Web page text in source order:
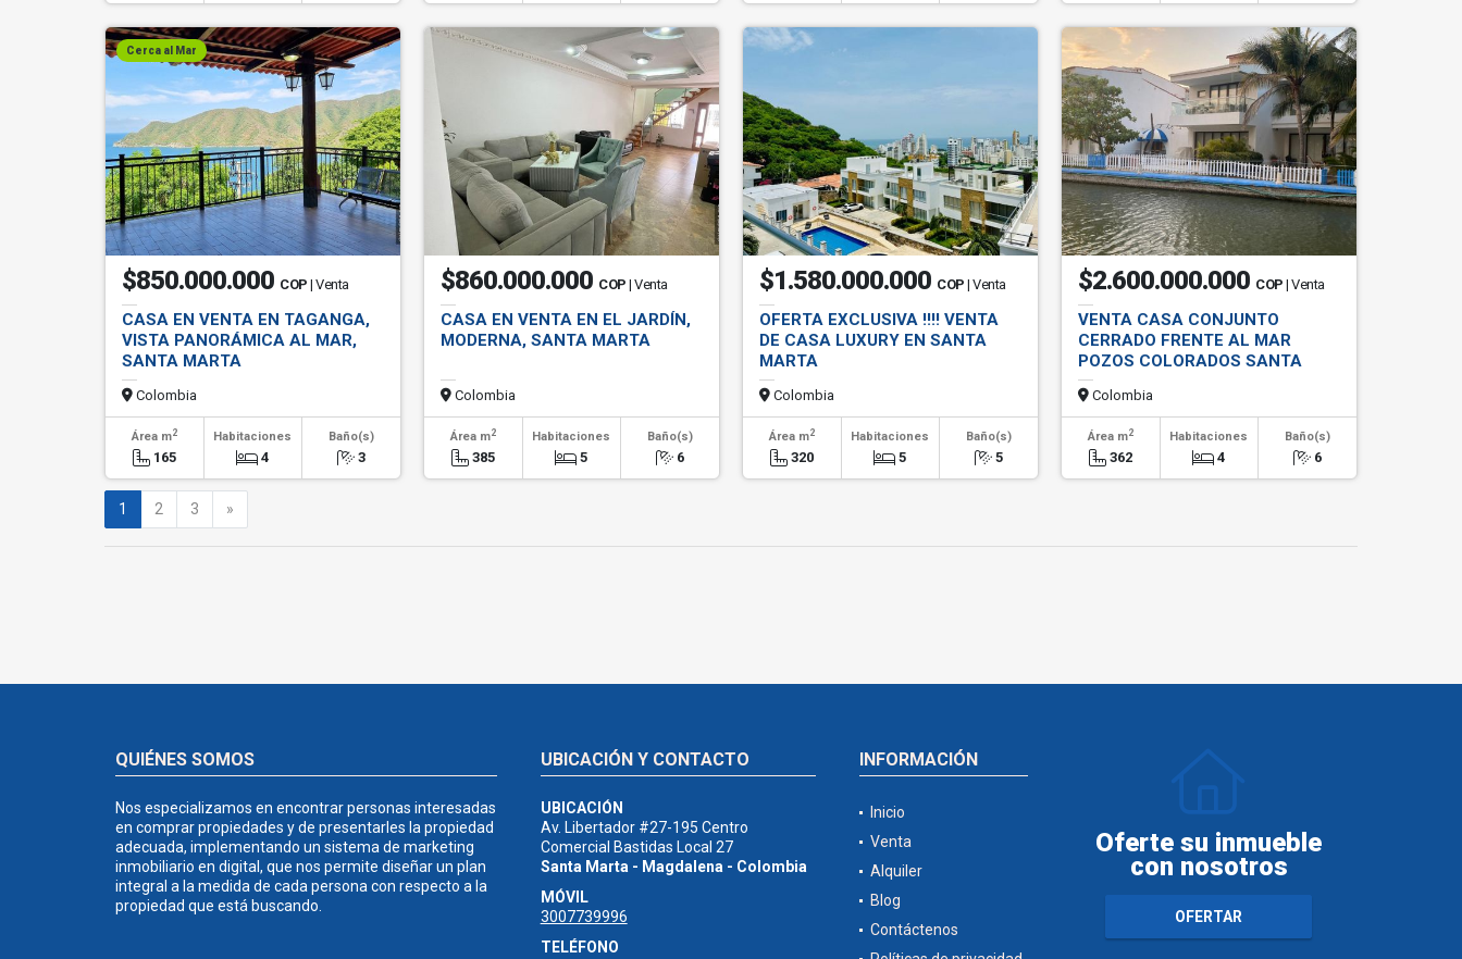
Cerca al Mar
$850.000.000 COP | Venta
CASA EN VENTA EN TAGANGA,
VISTA PANORÁMICA AL MAR,
SANTA MARTA
Colombia
Área m2
165
Habitaciones
4
Baño(s)
3
$860.000.000 COP | Venta
CASA EN VENTA EN EL JARDÍN,
MODERNA, SANTA MARTA
Colombia
Área m2
385
Habitaciones
5
Baño(s)
6
$1.580.000.000 COP | Venta
OFERTA EXCLUSIVA !!!! VENTA
DE CASA LUXURY EN SANTA
MARTA
Colombia
Área m2
320
Habitaciones
5
Baño(s)
5
$2.600.000.000 COP | Venta
VENTA CASA CONJUNTO
CERRADO FRENTE AL MAR
POZOS COLORADOS SANTA
MARTA
Colombia
Área m2
362
Habitaciones
4
Baño(s)
6
1 2 3 »
QUIÉNES SOMOS
Nos especializamos en encontrar personas interesadas
en comprar propiedades y de presentarles la propiedad
adecuada, implementando un sistema de marketing
inmobiliario en digital, que nos permite diseñar un plan
integral a la medida de cada persona con respecto a la
propiedad que está buscando.
UBICACIÓN Y CONTACTO
UBICACIÓN
Av. Libertador #27-195 Centro
Comercial Bastidas Local 27
Santa Marta - Magdalena - Colombia
MÓVIL
3007739996
TELÉFONO
INFORMACIÓN
Inicio
Venta
Alquiler
Blog
Contáctenos
Oferte su inmueble
con nosotros
OFERTAR